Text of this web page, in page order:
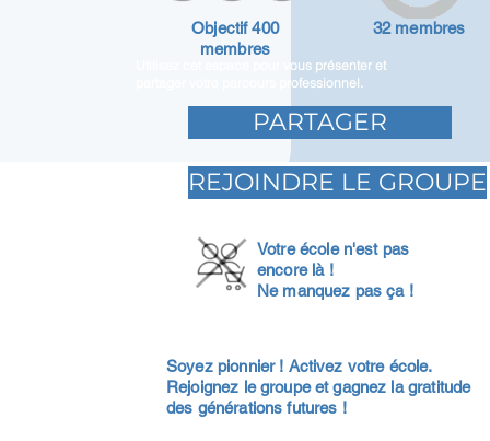
Utilisez cet espace pour vous présenter et
partager votre parcours professionnel.
Objectif 400
membres
32 membres
PARTAGER
REJOINDRE LE GROUPE
Votre école n'est pas
encore là !
Ne manquez pas ça !
Soyez pionnier ! Activez votre école.
Rejoignez le groupe et gagnez la gratitude
des générations futures !